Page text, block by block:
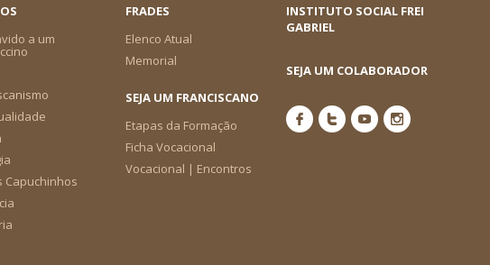
a um
Capuchinhos
FRADES
Elenco Atual
Memorial
INSTITUTO SOCIAL FREI
GABRIEL
SEJA UM COLABORADOR
SEJA UM FRANCISCANO
Etapas da Formação
Ficha Vocacional
Vocacional | Encontros